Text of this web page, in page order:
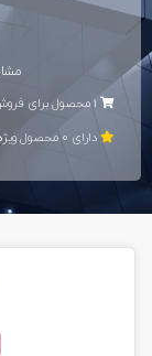
دارای 0 محصول ويژه